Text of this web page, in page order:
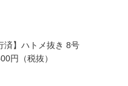
】ハトメ抜き 8号
（税抜）